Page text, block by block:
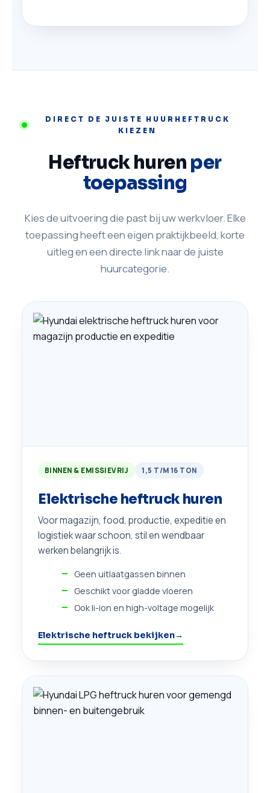
DIRECT DE JUISTE HUURHEFTRUCK
KIEZEN
Heftruck huren per
toepassing
Kies de uitvoering die past bij uw werkvloer. Elke
toepassing heeft een eigen praktijkbeeld, korte
uitleg en een directe link naar de juiste
huurcategorie.
BINNEN & EMISSIEVRIJ 1,5 T/M 16 TON
Elektrische heftruck huren
Voor magazijn, food, productie, expeditie en
logistiek waar schoon, stil en wendbaar
werken belangrijk is.
Geen uitlaatgassen binnen
Geschikt voor gladde vloeren
Ook li-ion en high-voltage mogelijk
Elektrische heftruck bekijken→